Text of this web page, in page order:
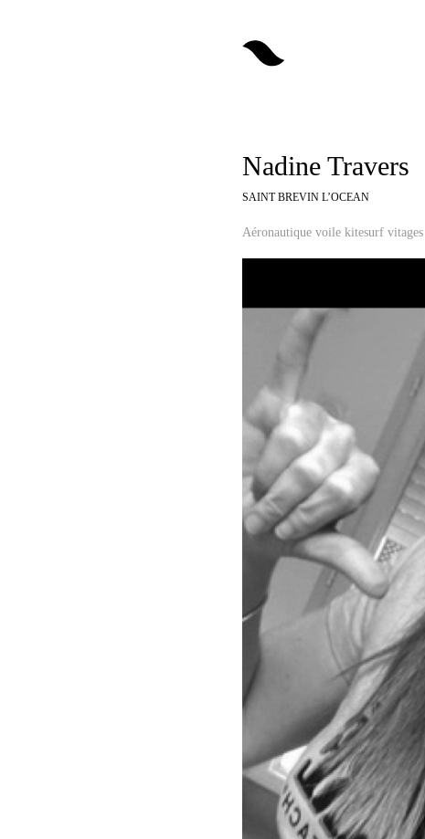
Nadine Travers
SAINT BREVIN L’OCEAN
Aéronautique voile kitesurf vitages